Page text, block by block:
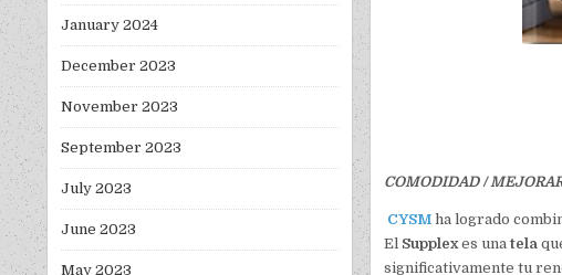
COMODIDAD /
CYSM ha logrado
El Supplexes unatela
significativamente tu
January 2024
December 2023
November 2023
September 2023
July 2023
June 2023
May 2023